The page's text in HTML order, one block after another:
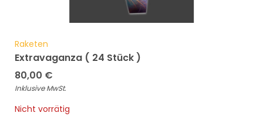
Raketen
Extravaganza ( 24 Stück )
80,00 €
Inklusive MwSt.
Nicht vorrätig